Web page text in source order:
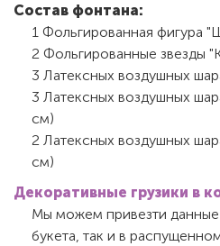
Состав фонтана:
1 Фольгированная фигура
2 Фольгированные звезды
3 Латексных воздушных
3 Латексных воздушных
см)
2 Латексных воздушных
см)
Декоративные грузики в
Мы можем привезти данные
букета, так и в